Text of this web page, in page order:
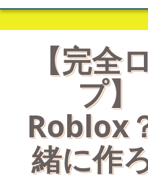
プ
【完全
プ
Roblox
緒に作